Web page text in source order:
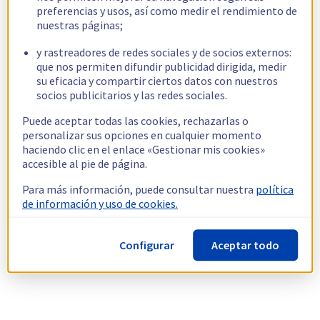
preferencias y usos, así como medir el rendimiento de
nuestras páginas;
y rastreadores de redes sociales y de socios externos:
que nos permiten difundir publicidad dirigida, medir
su eficacia y compartir ciertos datos con nuestros
socios publicitarios y las redes sociales.
Puede aceptar todas las cookies, rechazarlas o
personalizar sus opciones en cualquier momento
haciendo clic en el enlace «Gestionar mis cookies»
accesible al pie de página.
Para más información, puede consultar nuestra política
de información y uso de cookies.
Configurar Aceptar todo